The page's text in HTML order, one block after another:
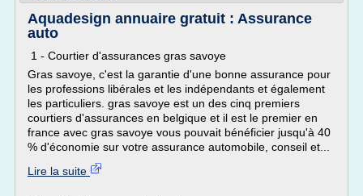
Aquadesign annuaire gratuit : Assurance
auto
1 - Courtier d'assurances gras savoye
Gras savoye, c'est la garantie d'une bonne assurance pour
les professions libérales et les indépendants et également
les particuliers. gras savoye est un des cinq premiers
courtiers d'assurances en belgique et il est le premier en
france avec gras savoye vous pouvait bénéficier jusqu'à 40
% d'économie sur votre assurance automobile, conseil et...
Lire la suite